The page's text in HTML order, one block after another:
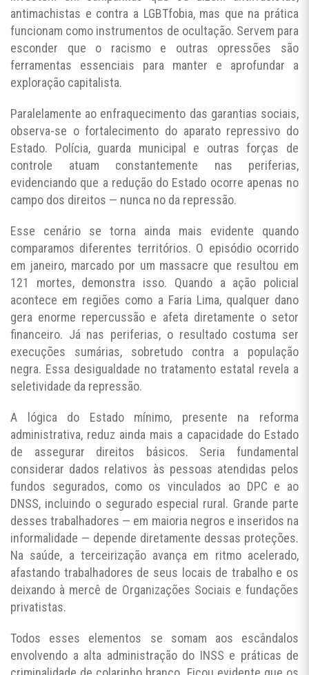
antimachistas e contra a LGBTfobia, mas que na prática
funcionam como instrumentos de ocultação. Servem para
esconder que o racismo e outras opressões são
ferramentas essenciais para manter e aprofundar a
exploração capitalista.
Paralelamente ao enfraquecimento das garantias sociais,
observa-se o fortalecimento do aparato repressivo do
Estado. Polícia, guarda municipal e outras forças de
controle atuam constantemente nas periferias,
evidenciando que a redução do Estado ocorre apenas no
campo dos direitos — nunca no da repressão.
Esse cenário se torna ainda mais evidente quando
comparamos diferentes territórios. O episódio ocorrido
em janeiro, marcado por um massacre que resultou em
121 mortes, demonstra isso. Quando a ação policial
acontece em regiões como a Faria Lima, qualquer dano
gera enorme repercussão e afeta diretamente o setor
financeiro. Já nas periferias, o resultado costuma ser
execuções sumárias, sobretudo contra a população
negra. Essa desigualdade no tratamento estatal revela a
seletividade da repressão.
A lógica do Estado mínimo, presente na reforma
administrativa, reduz ainda mais a capacidade do Estado
de assegurar direitos básicos. Seria fundamental
considerar dados relativos às pessoas atendidas pelos
fundos segurados, como os vinculados ao DPC e ao
DNSS, incluindo o segurado especial rural. Grande parte
desses trabalhadores — em maioria negros e inseridos na
informalidade — depende diretamente dessas proteções.
Na saúde, a terceirização avança em ritmo acelerado,
afastando trabalhadores de seus locais de trabalho e os
deixando à mercê de Organizações Sociais e fundações
privatistas.
Todos esses elementos se somam aos escândalos
envolvendo a alta administração do INSS e práticas de